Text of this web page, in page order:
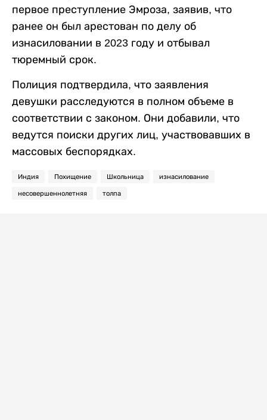
первое преступление Эмроза, заявив, что
ранее он был арестован по делу об
изнасиловании в 2023 году и отбывал
тюремный срок.
Полиция подтвердила, что заявления
девушки расследуются в полном объеме в
соответствии с законом. Они добавили, что
ведутся поиски других лиц, участвовавших в
массовых беспорядках.
Индия Похищение Школьница изнасилование
несовершеннолетняя толпа